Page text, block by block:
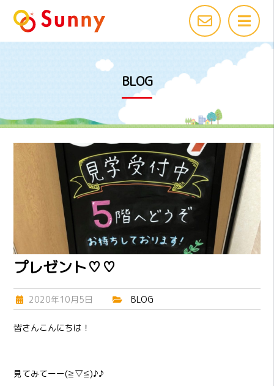
BLOG
プレゼント♡♡
2020年10月5日 BLOG
皆さんこんにちは！
見てみてーー(≧▽≦)♪♪